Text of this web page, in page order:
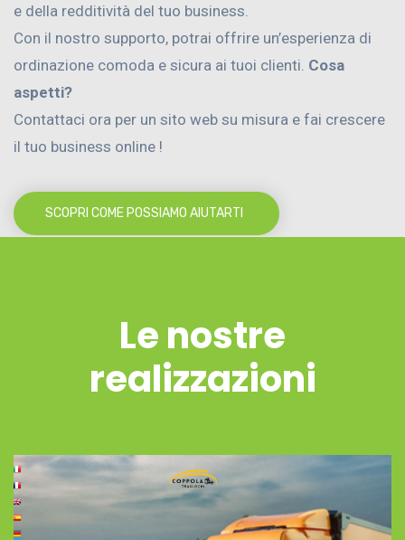
e della redditività del tuo business.
Con il nostro supporto, potrai offrire un’esperienza di
ordinazione comoda e sicura ai tuoi clienti. Cosa
aspetti?
Contattaci ora per un sito web su misura e fai crescere
il tuo business online !
SCOPRI COME POSSIAMO AIUTARTI
Le nostre
realizzazioni